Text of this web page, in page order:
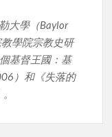
大學（Baylor
學院宗教史研
基督王國：基
）和《失落的